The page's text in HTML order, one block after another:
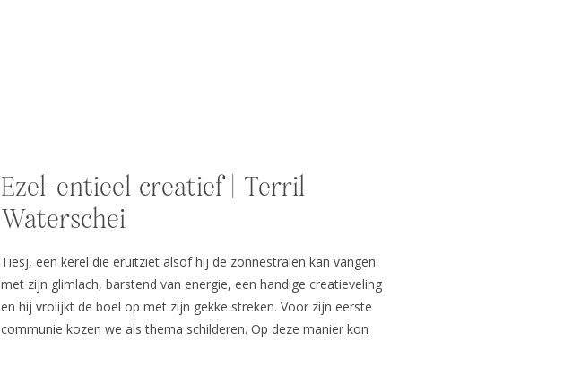
Ezel-entieel creatief | Terril
Waterschei
Tiesj, een kerel die eruitziet alsof hij de zonnestralen kan vangen
met zijn glimlach, barstend van energie, een handige creatieveling
en hij vrolijkt de boel op met zijn gekke streken. Voor zijn eerste
communie kozen we als thema schilderen. Op deze manier kon